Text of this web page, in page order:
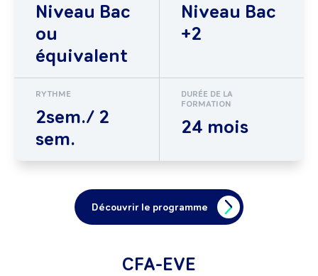
Niveau Bac
ou
équivalent
Niveau Bac
+2
RYTHME
2sem./ 2
sem.
DURÉE DE LA
FORMATION
24 mois
Découvrir le programme
CFA-EVE